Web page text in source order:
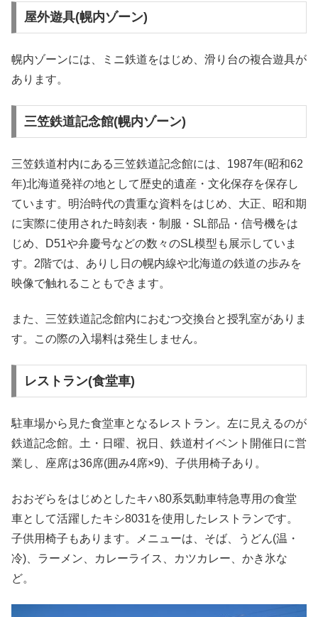
屋外遊具(幌内ゾーン)
幌内ゾーンには、ミニ鉄道をはじめ、滑り台の複合遊具が
あります。
三笠鉄道記念館(幌内ゾーン)
三笠鉄道村内にある三笠鉄道記念館には、1987年(昭和62
年)北海道発祥の地として歴史的遺産・文化保存を保存し
ています。明治時代の貴重な資料をはじめ、大正、昭和期
に実際に使用された時刻表・制服・SL部品・信号機をは
じめ、D51や弁慶号などの数々のSL模型も展示していま
す。2階では、ありし日の幌内線や北海道の鉄道の歩みを
映像で触れることもできます。
また、三笠鉄道記念館内におむつ交換台と授乳室がありま
す。この際の入場料は発生しません。
レストラン(食堂車)
駐車場から見た食堂車となるレストラン。左に見えるのが
鉄道記念館。土・日曜、祝日、鉄道村イベント開催日に営
業し、座席は36席(囲み4席×9)、子供用椅子あり。
おおぞらをはじめとしたキハ80系気動車特急専用の食堂
車として活躍したキシ8031を使用したレストランです。
子供用椅子もあります。メニューは、そば、うどん(温・
冷)、ラーメン、カレーライス、カツカレー、かき氷な
ど。